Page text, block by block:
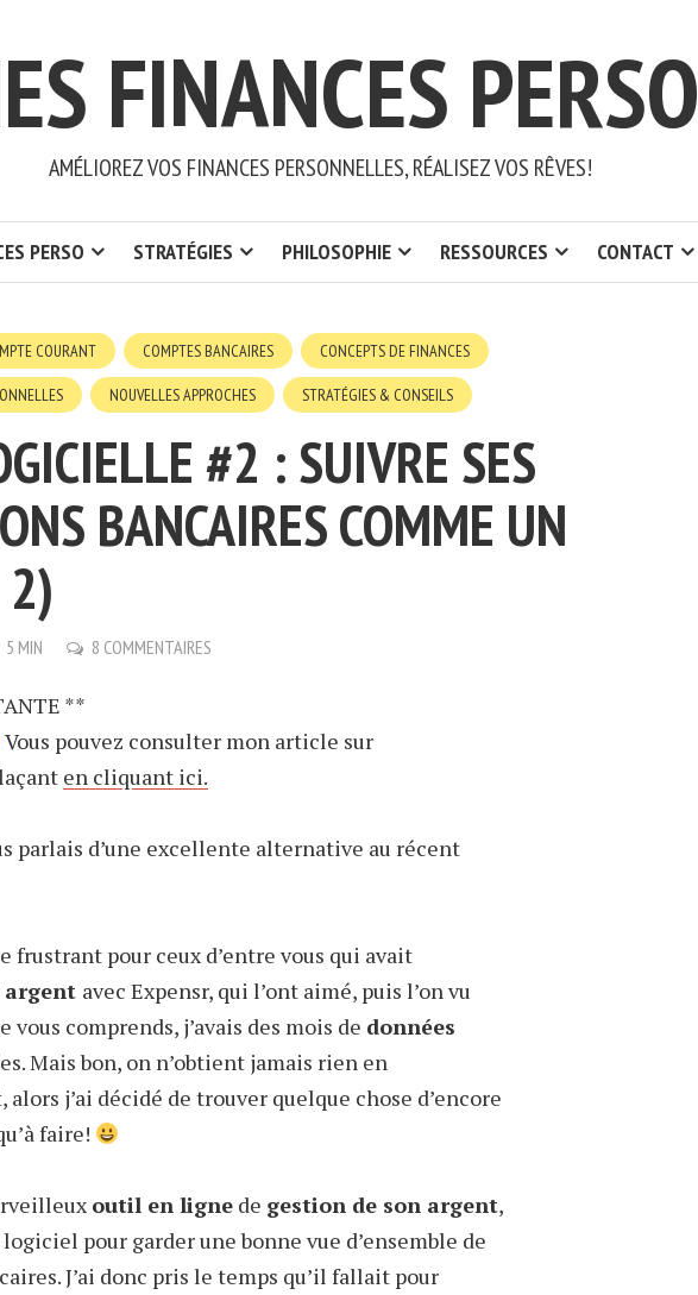
FINANCES PERSO
AMÉLIOREZ VOS FINANCES PERSONNELLES, RÉALISEZ VOS RÊVES!
PERSO STRATÉGIES PHILOSOPHIE RESSOURCES CONTACT
COURANT COMPTES BANCAIRES CONCEPTS DE FINANCES
NOUVELLES APPROCHES STRATÉGIES & CONSEILS
#2 : SUIVRE SES
BANCAIRES COMME UN
2)
5 MIN 8 COMMENTAIRES
**
Vous pouvez consulter mon article sur
en cliquant ici.
parlais d’une excellente alternative au récent
frustrant pour ceux d’entre vous qui avait
argent avec Expensr, qui l’ont aimé, puis l’on vu
vous comprends, j’avais des mois de données
Mais bon, on n’obtient jamais rien en
alors j’ai décidé de trouver quelque chose d’encore
faire!
outil en ligne de gestion de son argent,
pour garder une bonne vue d’ensemble de
J’ai donc pris le temps qu’il fallait pour